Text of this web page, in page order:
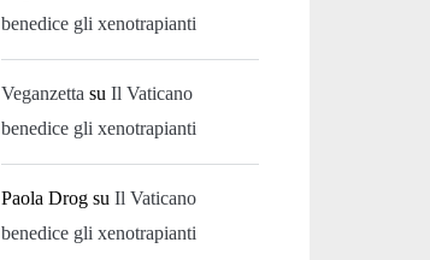
benedice gli xenotrapianti
Veganzetta suIl Vaticano
benedice gli xenotrapianti
Paola Drog suIl Vaticano
benedice gli xenotrapianti